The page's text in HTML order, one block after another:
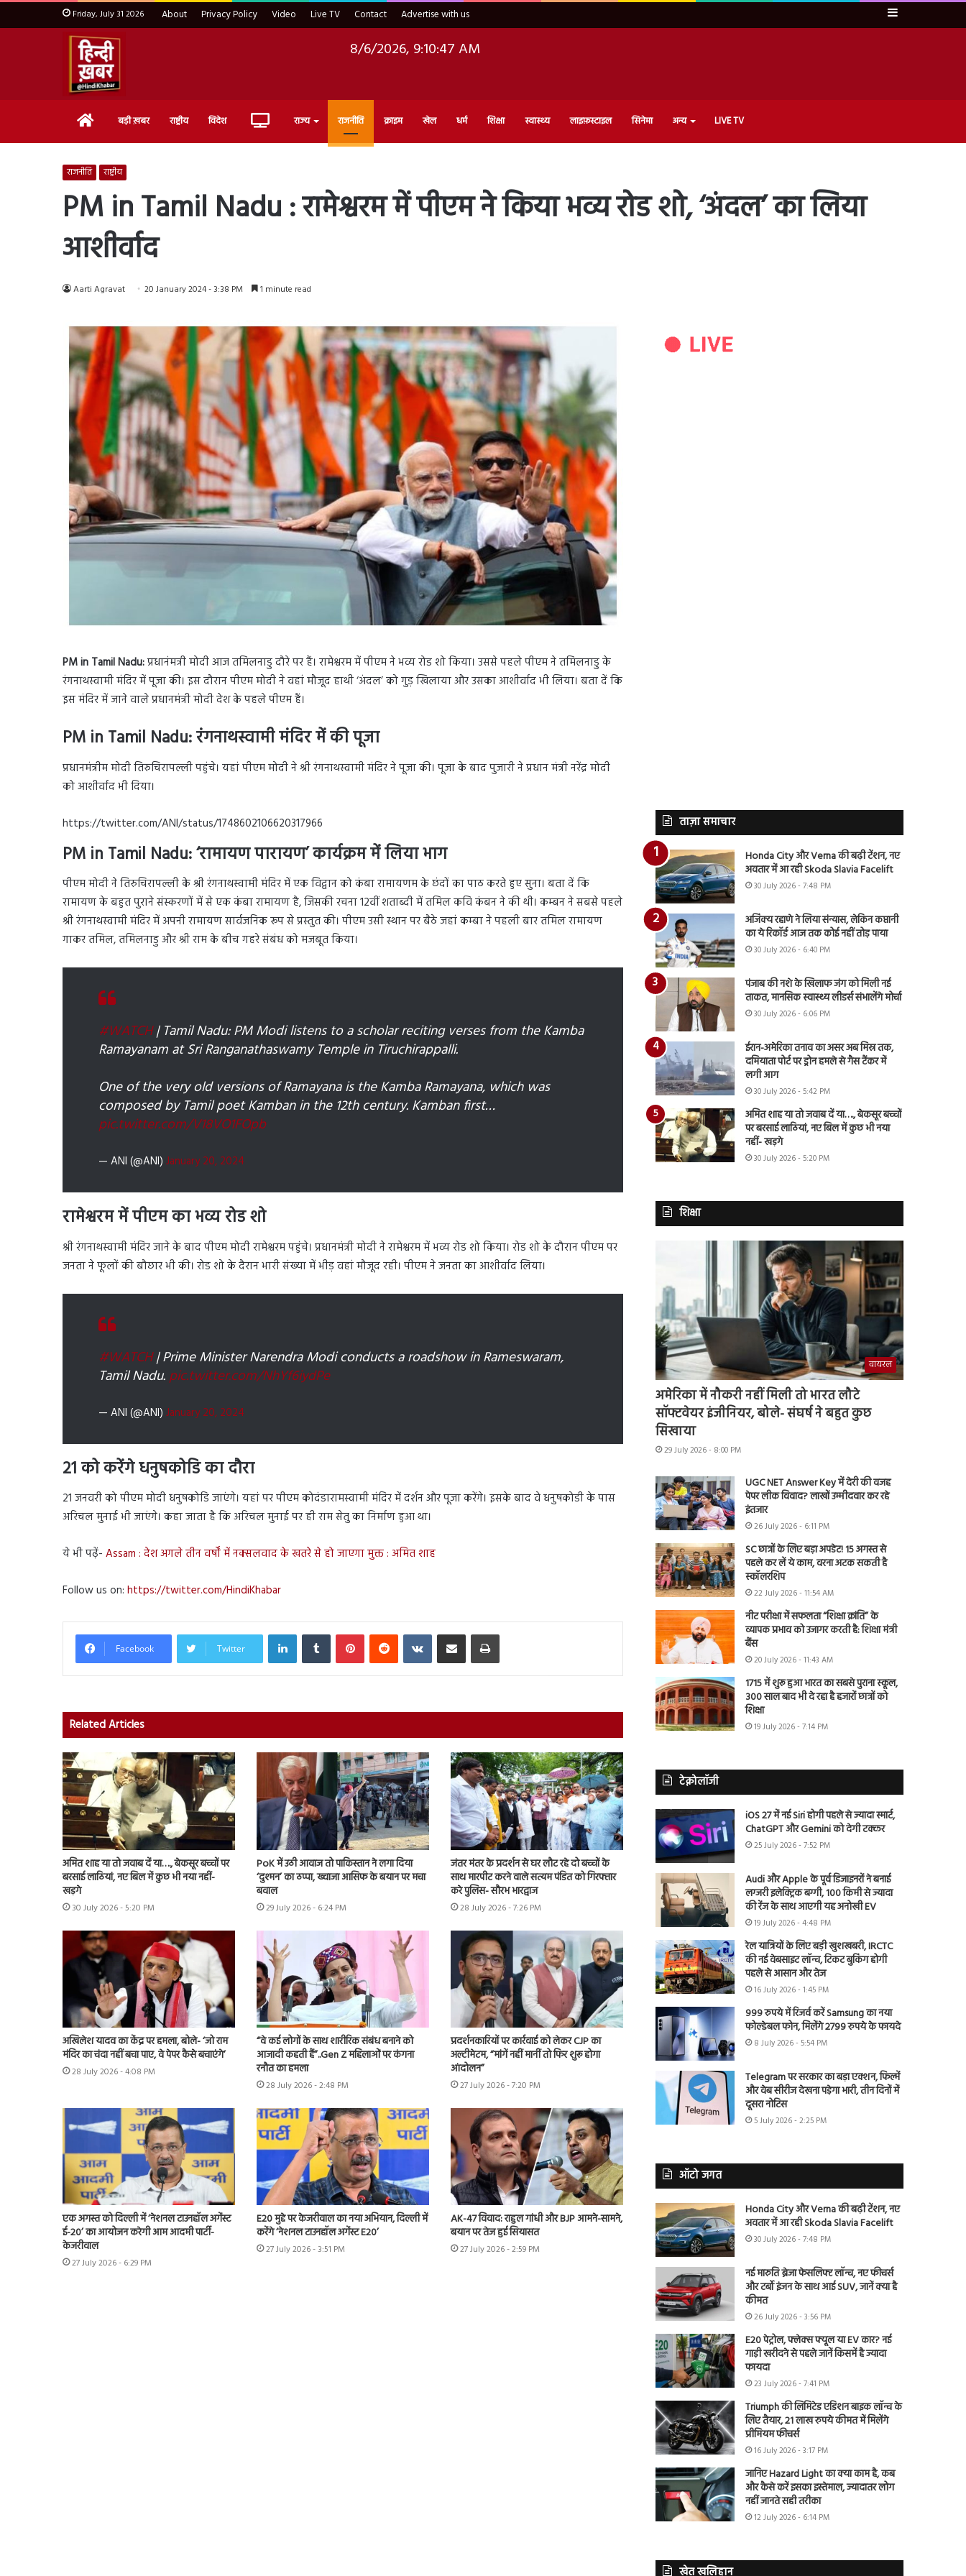
Friday, July 31 2026 About Privacy Policy Video Live TV Contact Advertise with us Sidebar
8/6/2026, 9:10:48 AM
Home बड़ी ख़बर राष्ट्रीय विदेश Live राज्य राजनीति क्राइम खेल धर्म शिक्षा स्वास्थ्य लाइफ़स्टाइल सिनेमा अन्य LIVE TV
राजनीति राष्ट्रीय
PM in Tamil Nadu : रामेश्वरम में पीएम ने किया भव्य रोड शो, ‘अंदल’ का लिया
आशीर्वाद
Aarti Agravat 20 January 2024 - 3:38 PM 1 minute read
PM in Tamil Nadu:प्रधानंमत्री मोदी आज तमिलनाडु दौरे पर हैं। रामेश्वरम में पीएम ने भव्य रोड शो किया। उससे पहले पीएम ने तमिलनाडु के
रंगनाथस्वामी मंदिर में पूजा की। इस दौरान पीएम मोदी ने वहां मौजूद हाथी ‘अंदल’ को गुड़ खिलाया और उसका आशीर्वाद भी लिया। बता दें कि
इस मंदिर में जाने वाले प्रधानमंत्री मोदी देश के पहले पीएम हैं।
PM in Tamil Nadu: रंगनाथस्वामी मंदिर में की पूजा
प्रधानमंत्रीम मोदी तिरुचिरापल्ली पहुंचे। यहां पीएम मोदी ने श्री रंगनाथस्वामी मंदिर ने पूजा की। पूजा के बाद पुजारी ने प्रधान मंत्री नरेंद्र मोदी
को आशीर्वाद भी दिया।
https://twitter.com/ANI/status/1748602106620317966
PM in Tamil Nadu:‘रामायण पारायण’ कार्यक्रम में लिया भाग
पीएम मोदी ने तिरुचिरापल्ली के श्री रंगनाथस्वामी मंदिर में एक विद्वान को कंबा रामायणम के छंदों का पाठ करते हुए सुना। बता दें कि
रामायण के बहुत पुराने संस्करणों में से एक कंबा रामायण है, जिसकी रचना 12वीं शताब्दी में तमिल कवि कंबन ने की थी। कम्बन ने सबसे पहले
श्री रंगनाथस्वामी मंदिर में अपनी रामायण सार्वजनिक रूप से प्रस्तुत की। पीएम उसी स्थान पर बैठे जहां कम्बा ने पहली बार तमिल रामायण
गाकर तमिल, तमिलनाडु और श्री राम के बीच गहरे संबंध को मजबूत किया।
#WATCH| Tamil Nadu: PM Modi listens to a scholar reciting verses from the Kamba
Ramayanam at Sri Ranganathaswamy Temple in Tiruchirappalli.
One of the very old versions of Ramayana is the Kamba Ramayana, which was
composed by Tamil poet Kamban in the 12th century. Kamban first…
pic.twitter.com/V18VO1FOpb
— ANI (@ANI) January 20, 2024
रामेश्वरम में पीएमकाभव्य रोडशो
श्री रंगनाथस्वामी मंदिर जाने के बाद पीएम मोदी रामेश्वरम पहुंचे। प्रधानमंत्री मोदी ने रामेश्वरम में भव्य रोड शो किया। रोड शो के दौरान पीएम पर
जनता ने फूलों की बौछार भी की। रोड शो के दैरान भारी संख्या में भीड़ वहां मौजूद रही। पीएम ने जनता का आशीर्वाद लिया।
#WATCH| Prime Minister Narendra Modi conducts a roadshow in Rameswaram,
Tamil Nadu.pic.twitter.com/NhYf6iydPe
— ANI (@ANI) January 20, 2024
21 को करेंगे धनुषकोडि का दौरा
21 जनवरी को पीएम मोदी धनुषकोडि जाएंगे। यहां पर पीएम कोदंडारामस्वामी मंदिर में दर्शन और पूजा करेंगे। इसके बाद वे धनुषकोडी के पास
अरिचल मुनाई भी जाएंगे। कहा जाता है कि अरिचल मुनाई पर ही राम सेतु का निर्माण हुआ था।
ये भी पढ़ें- Assam : देश अगले तीन वर्षों में नक्सलवाद के खतरे से हो जाएगा मुक्त : अमित शाह
Follow us on: https://twitter.com/HindiKhabar
Facebook Twitter
LinkedInTumblr PinterestReddit VKontakteShare via Email Print
Related Articles
अमित शाह या तो जवाब दें या…., बेकसूर बच्चों पर
बरसाई लाठियां, नए बिल में कुछ भी नया नहीं-
खड़गे
30 July 2026 - 5:20 PM
PoK में उठी आवाज तो पाकिस्तान ने लगा दिया
‘दुश्मन’ का ठप्पा, ख्वाजा आसिफ के बयान पर मचा
बवाल
29 July 2026 - 6:24 PM
जंतर मंतर के प्रदर्शन से घर लौट रहे दो बच्चों के
साथ मारपीट करने वाले सत्यम पंडित को गिरफ्तार
करे पुलिस- सौरभ भारद्वाज
28 July 2026 - 7:26 PM
अखिलेश यादव का केंद्र पर हमला, बोले- ‘जो राम
मंदिर का चंदा नहीं बचा पाए, वे पेपर कैसे बचाएंगे’
28 July 2026 - 4:08 PM
“वे कई लोगों के साथ शारीरिक संबंध बनाने को
आजादी कहती हैं”..Gen Z महिलाओं पर कंगना
रनौत का हमला
28 July 2026 - 2:48 PM
प्रदर्शनकारियों पर कार्रवाई को लेकर CJP का
अल्टीमेटम, “मांगें नहीं मानीं तो फिर शुरू होगा
आंदोलन”
27 July 2026 - 7:20 PM
एक अगस्त को दिल्ली में ‘नेशनल टाउनहॉल अगेंस्ट
ई-20’ का आयोजन करेगी आम आदमी पार्टी-
केजरीवाल
27 July 2026 - 6:29 PM
E20 मुद्दे पर केजरीवाल का नया अभियान, दिल्ली में
करेंगे ‘नेशनल टाउनहॉल अगेंस्ट E20’
27 July 2026 - 3:51 PM
AK-47 विवाद: राहुल गांधी और BJP आमने-सामने,
बयान पर तेज हुई सियासत
27 July 2026 - 2:59 PM
ताज़ा समाचार
Honda City और Verna की बढ़ी टेंशन, नए
अवतार में आ रही Skoda Slavia Facelift
30 July 2026 - 7:48 PM
अजिंक्य रहाणे ने लिया संन्यास, लेकिन कप्तानी
का ये रिकॉर्ड आज तक कोई नहीं तोड़ पाया
30 July 2026 - 6:40 PM
पंजाब की नशे के खिलाफ जंग को मिली नई
ताकत, मानसिक स्वास्थ्य लीडर्स संभालेंगे मोर्चा
30 July 2026 - 6:06 PM
ईरान-अमेरिका तनाव का असर अब मिस्र तक,
दमियाता पोर्ट पर ड्रोन हमले से गैस टैंकर में
लगी आग
30 July 2026 - 5:42 PM
अमित शाह या तो जवाब दें या…., बेकसूर बच्चों
पर बरसाई लाठियां, नए बिल में कुछ भी नया
नहीं- खड़गे
30 July 2026 - 5:20 PM
शिक्षा
वायरल
अमेरिका में नौकरी नहीं मिली तो भारत लौटे
सॉफ्टवेयर इंजीनियर, बोले- संघर्ष ने बहुत कुछ
सिखाया
29 July 2026 - 8:00 PM
UGC NET Answer Key में देरी की वजह
पेपर लीक विवाद? लाखों उम्मीदवार कर रहे
इंतजार
26 July 2026 - 6:11 PM
SC छात्रों के लिए बड़ा अपडेट! 15 अगस्त से
पहले कर लें ये काम, वरना अटक सकती है
स्कॉलरशिप
22 July 2026 - 11:54 AM
नीट परीक्षा में सफलता “शिक्षा क्रांति” के
व्यापक प्रभाव को उजागर करती है: शिक्षा मंत्री
बैंस
20 July 2026 - 11:43 AM
1715 में शुरू हुआ भारत का सबसे पुराना स्कूल,
300 साल बाद भी दे रहा है हजारों छात्रों को
शिक्षा
19 July 2026 - 7:14 PM
टेक्नोलॉजी
iOS 27 में नई Siri होगी पहले से ज्यादा स्मार्ट,
ChatGPT और Gemini को देगी टक्कर
25 July 2026 - 7:52 PM
Audi और Apple के पूर्व डिजाइनरों ने बनाई
लग्जरी इलेक्ट्रिक बग्गी, 100 किमी से ज्यादा
की रेंज के साथ आएगी यह अनोखी EV
19 July 2026 - 4:48 PM
रेल यात्रियों के लिए बड़ी खुशखबरी, IRCTC
की नई वेबसाइट लॉन्च, टिकट बुकिंग होगी
पहले से आसान और तेज
16 July 2026 - 1:45 PM
999 रुपये में रिजर्व करें Samsung का नया
फोल्डेबल फोन, मिलेंगे 2799 रुपये के फायदे
8 July 2026 - 5:54 PM
Telegram पर सरकार का बड़ा एक्शन, फिल्में
और वेब सीरीज देखना पड़ेगा भारी, तीन दिनों में
दूसरा नोटिस
5 July 2026 - 2:25 PM
ऑटो जगत
Honda City और Verna की बढ़ी टेंशन, नए
अवतार में आ रही Skoda Slavia Facelift
30 July 2026 - 7:48 PM
नई मारुति ब्रेजा फेसलिफ्ट लॉन्च, नए फीचर्स
और टर्बो इंजन के साथ आई SUV, जानें क्या है
कीमत
26 July 2026 - 3:56 PM
E20 पेट्रोल, फ्लेक्स फ्यूल या EV कार? नई
गाड़ी खरीदने से पहले जानें किसमें है ज्यादा
फायदा
23 July 2026 - 7:41 PM
Triumph की लिमिटेड एडिशन बाइक लॉन्च के
लिए तैयार, 21 लाख रुपये कीमत में मिलेंगे
प्रीमियम फीचर्स
16 July 2026 - 3:17 PM
जानिए Hazard Light का क्या काम है, कब
और कैसे करें इसका इस्तेमाल, ज्यादातर लोग
नहीं जानते सही तरीका
12 July 2026 - 6:14 PM